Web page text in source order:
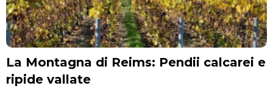
La Montagna di Reims: Pendii calcarei e
ripide vallate